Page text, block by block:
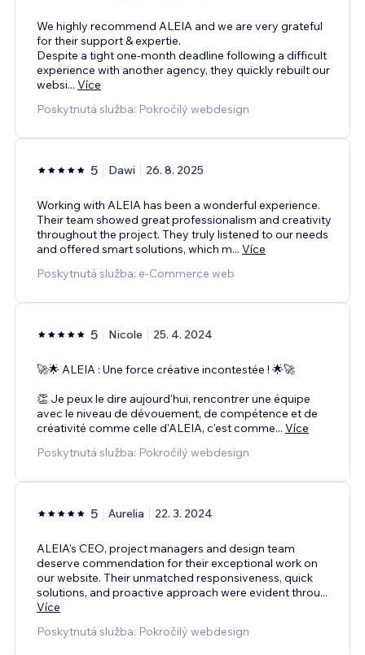
We highly recommend ALEIA and we are very grateful
for their support & expertie.
Despite a tight one-month deadline following a difficult
experience with another agency, they quickly rebuilt our
websi... Více
Poskytnutá služba: Pokročilý webdesign
5 Dawi 26. 8. 2025
Working with ALEIA has been a wonderful experience.
Their team showed great professionalism and creativity
throughout the project. They truly listened to our needs
and offered smart solutions, which m... Více
Poskytnutá služba: e‑Commerce web
5 Nicole 25. 4. 2024
🚀🌟 ALEIA : Une force créative incontestée ! 🌟🚀
👏 Je peux le dire aujourd'hui, rencontrer une équipe
avec le niveau de dévouement, de compétence et de
créativité comme celle d'ALEIA, c'est comme... Více
Poskytnutá služba: Pokročilý webdesign
5 Aurelia 22. 3. 2024
ALEIA's CEO, project managers and design team
deserve commendation for their exceptional work on
our website. Their unmatched responsiveness, quick
solutions, and proactive approach were evident throu...
Více
Poskytnutá služba: Pokročilý webdesign